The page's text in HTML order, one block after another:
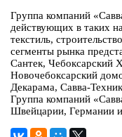
Группа компаний
действующих в таких
текстиль,
сегменты рынка
Сантек, Чебоксарский
Новочебоксарcкий
Декарама, Савва-
Группа компаний
Швейцарии, Германии